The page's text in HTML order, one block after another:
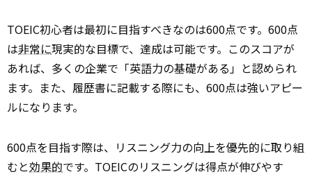
TOEIC初心者は最初に目指すべきなのは600点です。600点
は非常に現実的な目標で、達成は可能です。このスコアが
あれば、多くの企業で「英語力の基礎がある」と認められ
ます。また、履歴書に記載する際にも、600点は強いアピー
ルになります。
600点を目指す際は、リスニング力の向上を優先的に取り組
むと効果的です。TOEICのリスニングは得点が伸びやす